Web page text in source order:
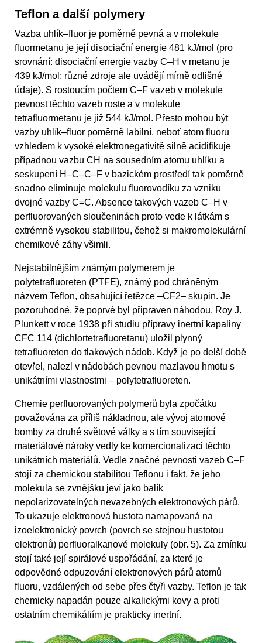
Teflon a další polymery
Vazba uhlík–fluor je poměrně pevná a v molekule
fluormetanu je její disociační energie 481 kJ/mol (pro
srovnání: disociační energie vazby C–H v metanu je
439 kJ/mol; různé zdroje ale uvádějí mírně odlišné
údaje). S rostoucím počtem C–F vazeb v molekule
pevnost těchto vazeb roste a v molekule
tetrafluormetanu je již 544 kJ/mol. Přesto mohou být
vazby uhlík–fluor poměrně labilní, neboť atom fluoru
vzhledem k vysoké elektronegativitě silně acidifikuje
případnou vazbu CH na sousedním atomu uhlíku a
seskupení H–C–C–F v bazickém prostředí tak poměrně
snadno eliminuje molekulu fluorovodíku za vzniku
dvojné vazby C=C. Absence takových vazeb C–H v
perfluorovaných sloučeninách proto vede k látkám s
extrémně vysokou stabilitou, čehož si makromolekulární
chemikové záhy všimli.
Nejstabilnějším známým polymerem je
polytetrafluoreten (PTFE), známý pod chráněným
názvem Teflon, obsahující řetězce –CF2– skupin. Je
pozoruhodné, že poprvé byl připraven náhodou. Roy J.
Plunkett v roce 1938 při studiu přípravy inertní kapaliny
CFC 114 (dichlortetrafluoretanu) uložil plynný
tetrafluoreten do tlakových nádob. Když je po delší době
otevřel, nalezl v nádobách pevnou mazlavou hmotu s
unikátními vlastnostmi – polytetrafluoreten.
Chemie perfluorovaných polymerů byla zpočátku
považována za příliš nákladnou, ale vývoj atomové
bomby za druhé světové války a s tím související
materiálové nároky vedly ke komercionalizaci těchto
unikátních materiálů. Vedle značné pevnosti vazeb C–F
stojí za chemickou stabilitou Teflonu i fakt, že jeho
molekula se zvnějšku jeví jako balík
nepolarizovatelných nevazebných elektronových párů.
To ukazuje elektronová hustota namapovaná na
izoelektronický povrch (povrch se stejnou hustotou
elektronů) perfluoralkanové molekuly (obr. 5). Za zmínku
stojí také její spirálové uspořádání, za které je
odpovědné odpuzování elektronových párů atomů
fluoru, vzdálených od sebe přes čtyři vazby. Teflon je tak
chemicky napadán pouze alkalickými kovy a proti
ostatním chemikáliím je prakticky inertní.